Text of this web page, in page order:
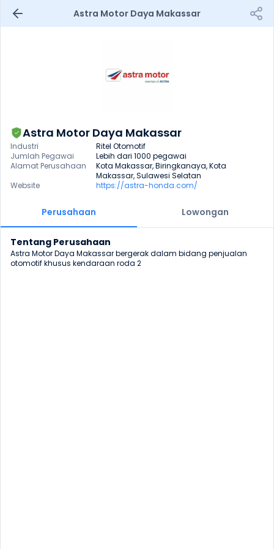
Astra Motor Daya Makassar
Astra Motor Daya Makassar
Industri
Ritel Otomotif
Jumlah Pegawai
Lebih dari 1000 pegawai
Alamat Perusahaan
Kota Makassar, Biringkanaya, Kota
Makassar, Sulawesi Selatan
Website
https://astra-honda.com/
Perusahaan Lowongan
Tentang Perusahaan
Astra Motor Daya Makassar bergerak dalam bidang penjualan
otomotif khusus kendaraan roda 2